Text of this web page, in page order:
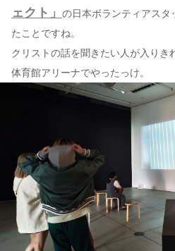
ェクト」
の日本ボランティアス
たことですね。
クリストの話を聞きたい人が入りき
体育館アリーナでやったっけ。